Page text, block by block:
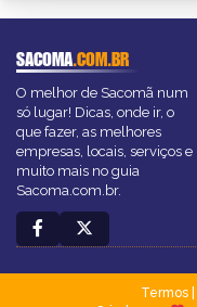
SACOMA.COM.BR
O melhor de Sacomã num
só lugar! Dicas, onde ir, o
que fazer, as melhores
empresas, locais, serviços e
muito mais no guia
Sacoma.com.br.
Termos